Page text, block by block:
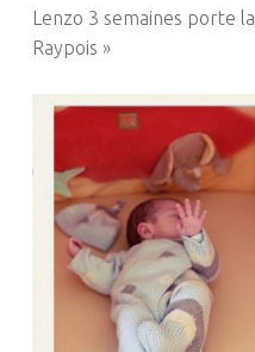
Lenzo 3 semaines porte la
Raypois »